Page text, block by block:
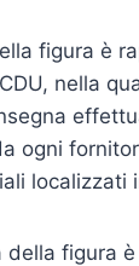
figura è
nella
ogni
localizzati
della figura